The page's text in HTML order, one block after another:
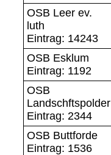
OSB Leer ev.
luth
Eintrag: 14243
OSB Esklum
Eintrag: 1192
OSB
Landschftspolder
Eintrag: 2344
OSB Buttforde
Eintrag: 1536